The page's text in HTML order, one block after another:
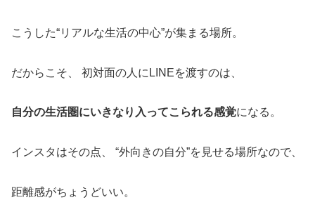
こうした“リアルな生活の中心”が集まる場所。
だからこそ、 初対面の人にLINEを渡すのは、
自分の生活圏にいきなり入ってこられる感覚になる。
インスタはその点、 “外向きの自分”を見せる場所なので、
距離感がちょうどいい。